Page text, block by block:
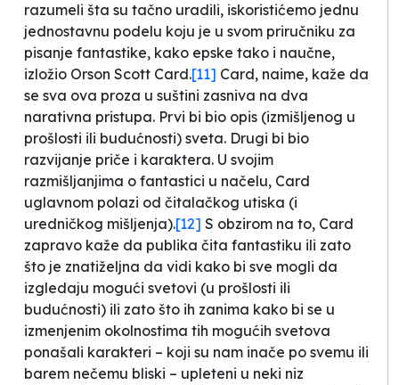
razumeli šta su tačno uradili, iskoristićemo jednu
jednostavnu podelu koju je u svom priručniku za
pisanje fantastike, kako epske tako i naučne,
izložio Orson Scott Card.[11] Card, naime, kaže da
se sva ova proza u suštini zasniva na dva
narativna pristupa. Prvi bi bio opis (izmišljenog u
prošlosti ili budućnosti) sveta. Drugi bi bio
razvijanje priče i karaktera. U svojim
razmišljanjima o fantastici u načelu, Card
uglavnom polazi od čitalačkog utiska (i
uredničkog mišljenja).[12] S obzirom na to, Card
zapravo kaže da publika čita fantastiku ili zato
što je znatiželjna da vidi kako bi sve mogli da
izgledaju mogući svetovi (u prošlosti ili
budućnosti) ili zato što ih zanima kako bi se u
izmenjenim okolnostima tih mogućih svetova
ponašali karakteri – koji su nam inače po svemu ili
barem nečemu bliski – upleteni u neki niz